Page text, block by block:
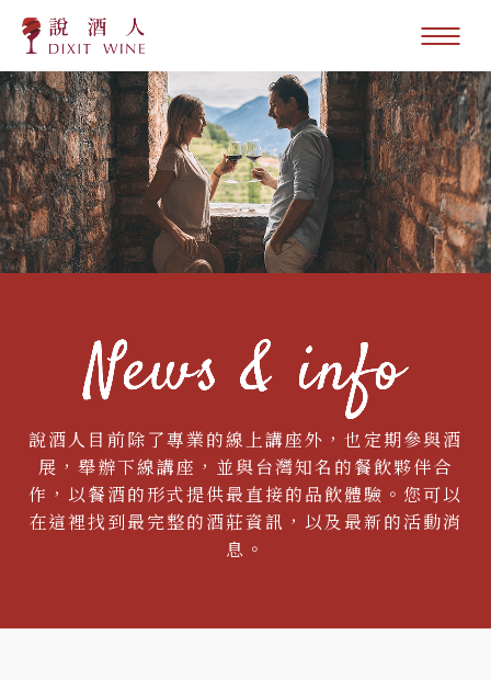
說酒人目前除了專業的線上講座外，也定期參與酒
展，舉辦下線講座，並與台灣知名的餐飲夥伴合
作，以餐酒的形式提供最直接的品飲體驗。您可以
在這裡找到最完整的酒莊資訊，以及最新的活動消
息。